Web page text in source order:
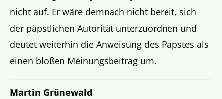
nicht auf. Er wäre demnach nicht bereit, sich
der päpstlichen Autorität unterzuordnen und
deutet weiterhin die Anweisung des Papstes als
einen bloßen Meinungsbeitrag um.
Martin Grünewald